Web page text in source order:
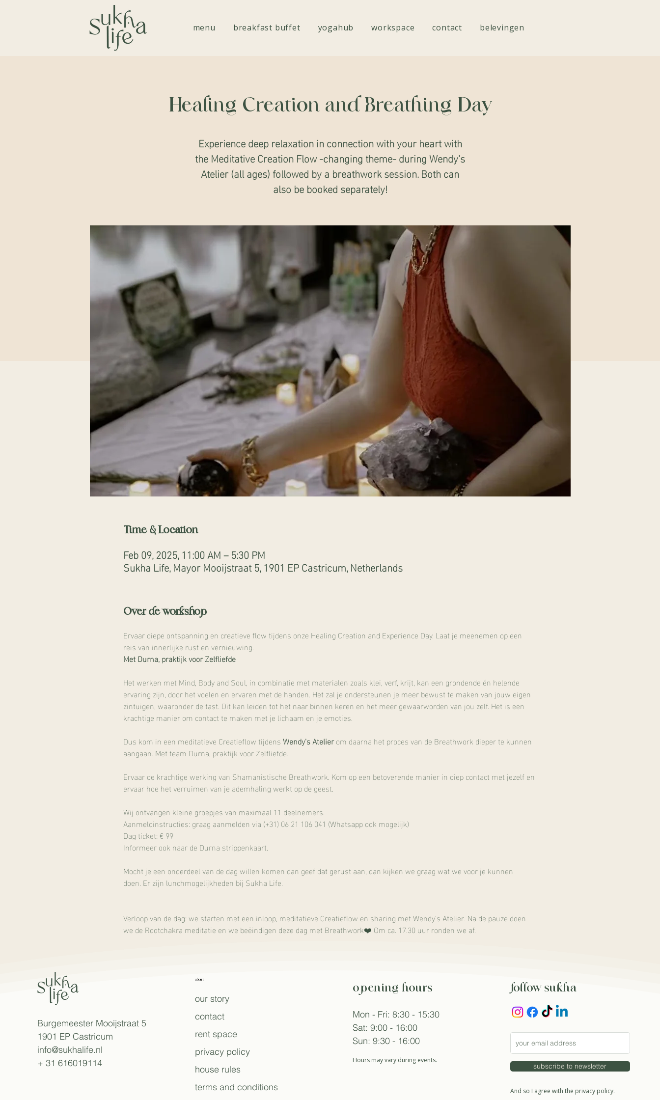
menu breakfast buffet yogahub workspace contact belevingen
Healing Creation and Breathing Day
Experience deep relaxation in connection with your heart with
the Meditative Creation Flow -changing theme- during Wendy's
Atelier (all ages) followed by a breathwork session. Both can
also be booked separately!
Time & Location
Feb 09, 2025, 11:00 AM – 5:30 PM
Sukha Life, Mayor Mooijstraat 5, 1901 EP Castricum, Netherlands
Over de workshop
Ervaar diepe ontspanning en creatieve flow tijdens onze Healing Creation and Experience Day. Laat je meenemen op een
reis van innerlijke rust en vernieuwing.
Met Durna, praktijk voor Zelfliefde
Het werken met Mind, Body and Soul, in combinatie met materialen zoals klei, verf, krijt, kan een grondende én helende
ervaring zijn, door het voelen en ervaren met de handen. Het zal je ondersteunen je meer bewust te maken van jouw eigen
zintuigen, waaronder de tast. Dit kan leiden tot het naar binnen keren en het meer gewaarworden van jou zelf. Het is een
krachtige manier om contact te maken met je lichaam en je emoties.
Dus kom in een meditatieve Creatieflow tijdens Wendy's Atelier om daarna het proces van de Breathwork dieper te kunnen
aangaan. Met team Durna, praktijk voor Zelfliefde.
Ervaar de krachtige werking van Shamanistische Breathwork. Kom op een betoverende manier in diep contact met jezelf en
ervaar hoe het verruimen van je ademhaling werkt op de geest.
Wij ontvangen kleine groepjes van maximaal 11 deelnemers.
Aanmeldinstructies: graag aanmelden via (+31) 06 21 106 041 (Whatsapp ook mogelijk)
Dag ticket: € 99
Informeer ook naar de Durna strippenkaart.
Mocht je een onderdeel van de dag willen komen dan geef dat gerust aan, dan kijken we graag wat we voor je kunnen
doen. Er zijn lunchmogelijkheden bij Sukha Life.
Verloop van de dag: we starten met een inloop, meditatieve Creatieflow en sharing met Wendy's Atelier. Na de pauze doen
we de Rootchakra meditatie en we beëindigen deze dag met Breathwork❤️ Om ca. 17.30 uur ronden we af.
Burgemeester Mooijstraat 5
1901 EP Castricum
info@sukhalife.nl
+ 31 616019114
about
our story
contact
rent space
privacy policy
house rules
terms and conditions
opening hours
Mon - Fri: 8:30 - 15:30
Sat: 9:00 - 16:00
Sun: 9:30 - 16:00
Hours may vary during events.
follow sukha
subscribe to newsletter
And so I agree with the privacy policy.